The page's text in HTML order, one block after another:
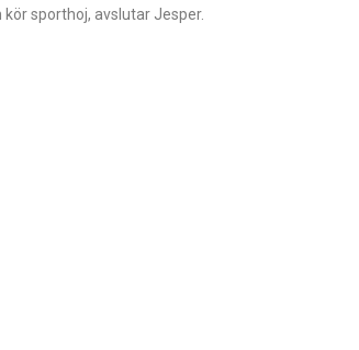
sporthoj, avslutar Jesper.